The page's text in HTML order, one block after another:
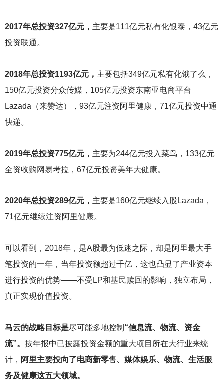
2017年总投资327亿元， 主要是111亿元私有化银泰，43亿元
投资联通。
2018年总投资1193亿元， 主要包括349亿元私有化饿了么，
150亿元投资分众传媒，105亿元投资东南亚电商平台
Lazada（来赞达），93亿元注资阿里健康，71亿元投资中通
快递。
2019年总投资775亿元， 主要为244亿元投入菜鸟，133亿元
全资收购网易考拉，67亿元投资美年大健康。
2020年总投资289亿元， 主要是160亿元继续入股Lazada，
71亿元继续注资阿里健康。
可以看到，2018年，是A股最为低迷之际，却是阿里最大手
笔投资的一年，当年投资额超过千亿，这也凸显了产业资本
进行投资的优势——不受LP和基民赎回的影响，独立布局，
真正实现价值投资。
马云的战略目标是尽可能多地控制 “信息流、物流、资金
流”。 按年报中已披露投资金额的重大项目所在大行业来统
计， 阿里主要投向了电商新零售、媒体娱乐、物流、生活服
务及健康这五大领域。